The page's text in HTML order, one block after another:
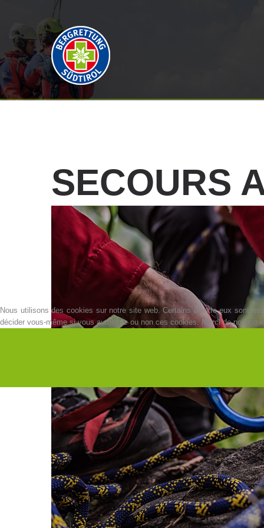
SECOURS
Nous utilisons des cookies sur notre site web. Certains d’entre eux sont
décider vous-même si vous autorisez ou non ces cookies. Merci de noter